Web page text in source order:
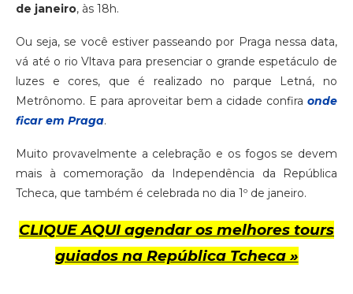
de janeiro, às 18h.
Ou seja, se você estiver passeando por Praga nessa data,
vá até o rio Vltava para presenciar o grande espetáculo de
luzes e cores, que é realizado no parque Letná, no
Metrônomo. E para aproveitar bem a cidade confira onde
ficar em Praga.
Muito provavelmente a celebração e os fogos se devem
mais à comemoração da Independência da República
Tcheca, que também é celebrada no dia 1º de janeiro.
CLIQUE AQUI agendar os melhores tours
guiados na República Tcheca »